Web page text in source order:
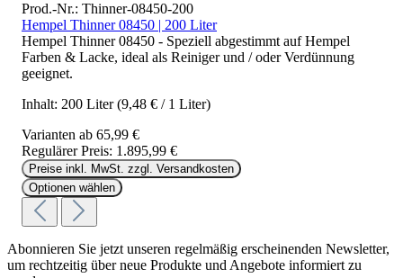
Prod.-Nr.: Thinner-08450-200
Hempel Thinner 08450 | 200 Liter
Hempel Thinner 08450 - Speziell abgestimmt auf Hempel
Farben & Lacke, ideal als Reiniger und / oder Verdünnung
geeignet.
Inhalt: 200 Liter(9,48 € / 1 Liter)
Varianten ab 65,99 €
Regulärer Preis: 1.895,99 €
Preise inkl. MwSt. zzgl. Versandkosten
Optionen wählen
Abonnieren Sie jetzt unseren regelmäßig erscheinenden Newsletter,
um rechtzeitig über neue Produkte und Angebote informiert zu